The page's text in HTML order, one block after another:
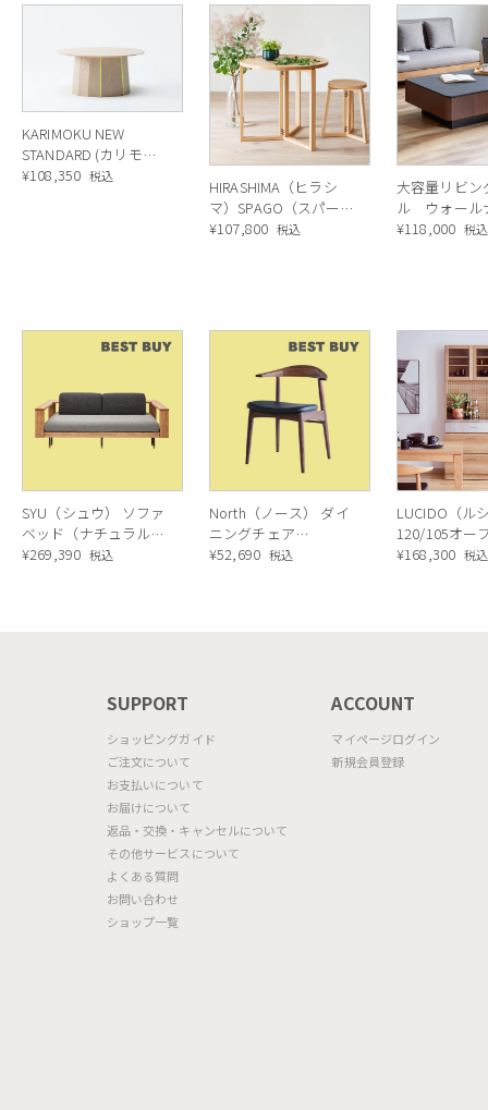
KARIMOKU NEW
STANDARD (カリモク
ニュースタンダード)
¥108,350 税込
HIRASHIMA（ヒラシ
マ）SPAGO（スパー
ゴ） ローテーブル
¥107,800 税込
大容量リビン
ル ウォール
マーブルブラ
¥118,000 税込
SYU（シュウ） ソファ
ベッド（ナチュラル）
190cm
¥269,390 税込
North（ノース） ダイ
ニングチェア
AC02（ウォールナッ
¥52,690 税込
LUCIDO（ル
120/105オー
ニングボード
¥168,300 税込
SUPPORT
ショッピングガイド
ご注文について
お支払いについて
お届けについて
返品・交換・キャンセルについて
その他サービスについて
よくある質問
お問い合わせ
ショップ一覧
ACCOUNT
マイページログイン
新規会員登録